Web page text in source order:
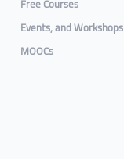
Free Courses
Events, and Workshops
MOOCs